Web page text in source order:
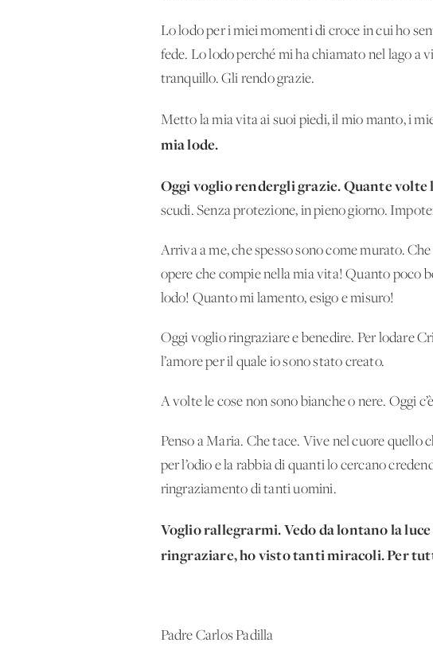
Lo lodo per i miei momenti di croce in cui ho
fede. Lo lodo perché mi ha chiamato nel lago a
tranquillo. Gli rendo grazie.
Metto la mia vita ai suoi piedi, il mio manto, i
mia lode.
Oggi voglio rendergli grazie. Quante volte
scudi. Senza protezione, in pieno giorno.
Arriva a me, che spesso sono come murato.
opere che compie nella mia vita! Quanto poco
lodo! Quanto mi lamento, esigo e misuro!
Oggi voglio ringraziare e benedire. Per lodare
l’amore per il quale io sono stato creato.
A volte le cose non sono bianche o nere. Oggi
Penso a Maria. Che tace. Vive nel cuore quello
per l’odio e la rabbia di quanti lo cercano
ringraziamento di tanti uomini.
Voglio rallegrarmi. Vedo da lontano la
ringraziare, ho visto tanti miracoli. Per
Padre Carlos Padilla